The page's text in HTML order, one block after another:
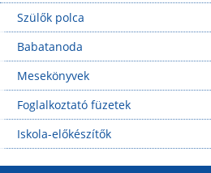
Szülők polca
Babatanoda
Mesekönyvek
Foglalkoztató füzetek
Iskola-előkészítők